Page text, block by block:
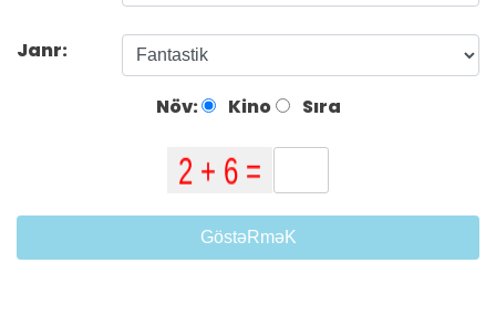
Janr:
Növ: Kino Sıra
GöstəRməK